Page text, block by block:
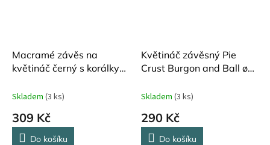
Macramé závěs na
květináč černý s korálky
Skladem (3 ks)
309 Kč
Do košíku
Květináč závěsný Pie
Crust Burgon and Ball ø
Skladem (3 ks)
290 Kč
Do košíku